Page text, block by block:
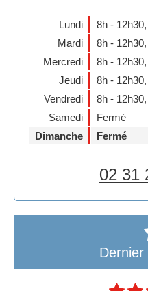
Lundi 8h - 12h30,
Mardi
8h - 12h30,
Mercredi
8h - 12h30,
Jeudi
8h - 12h30,
Vendredi
8h - 12h30,
Samedi
Fermé
Dimanche
Fermé
02 31
Dernier